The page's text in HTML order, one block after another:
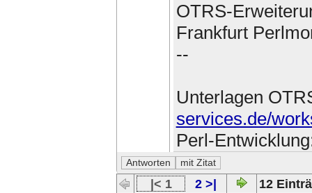
OTRS-
Frankfurt
--
Unterlagen
services.de/
Perl-
|< 1 2 >| 12